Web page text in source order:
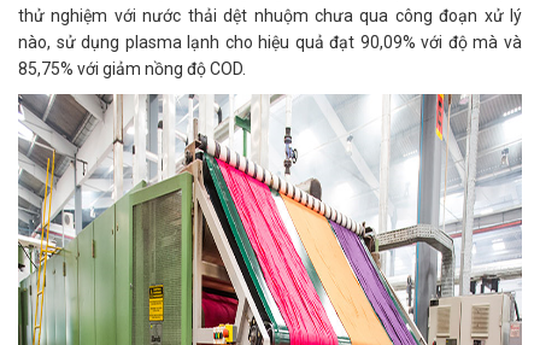
thử nghiệm với nước thải dệt nhuộm chưa qua công đoạn xử lý
nào, sử dụng plasma lạnh cho hiệu quả đạt 90,09% với độ mà và
85,75% với giảm nồng độ COD.